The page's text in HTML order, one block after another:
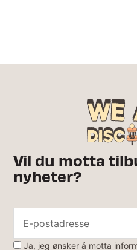
Vil du motta
nyheter?
Ja, jeg ønsker å motta